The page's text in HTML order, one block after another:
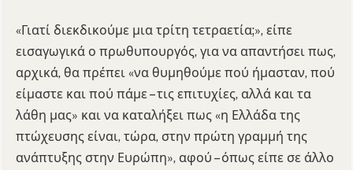
«Γιατί διεκδικούμε μια τρίτη τετραετία;», είπε
εισαγωγικά ο πρωθυπουργός, για να απαντήσει πως,
αρχικά, θα πρέπει «να θυμηθούμε πού ήμασταν, πού
είμαστε και πού πάμε – τις επιτυχίες, αλλά και τα
λάθη μας» και να καταλήξει πως «η Ελλάδα της
πτώχευσης είναι, τώρα, στην πρώτη γραμμή της
ανάπτυξης στην Ευρώπη», αφού – όπως είπε σε άλλο